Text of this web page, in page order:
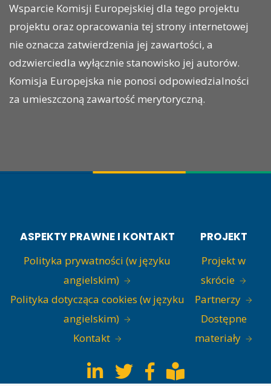
Wsparcie Komisji Europejskiej dla tego projektu
projektu oraz opracowania tej strony internetowej
nie oznacza zatwierdzenia jej zawartości, a
odzwierciedla wyłącznie stanowisko jej autorów.
Komisja Europejska nie ponosi odpowiedzialności
za umieszczoną zawartość merytoryczną.
ASPEKTY PRAWNE I KONTAKT
Polityka prywatności (w języku
angielskim)
Polityka dotycząca cookies (w języku
angielskim)
Kontakt
PROJEKT
Projekt w
skrócie
Partnerzy
Dostępne
materiały